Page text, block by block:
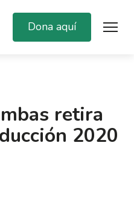
Dona aquí
retira
2020